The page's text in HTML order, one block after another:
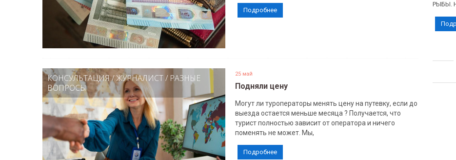
Подробнее
КОНСУЛЬТАЦИЯ/ЖУРНАЛИСТ/ РАЗНЫЕ
ВОПРОСЫ
25 май
Подняли цену
Могут ли туроператоры менять цену на путевку, если до
выезда остается меньше месяца ? Получается, что
турист полностью зависит от оператора и ничего
поменять не может. Мы,
Подробнее
РЫБЫ.